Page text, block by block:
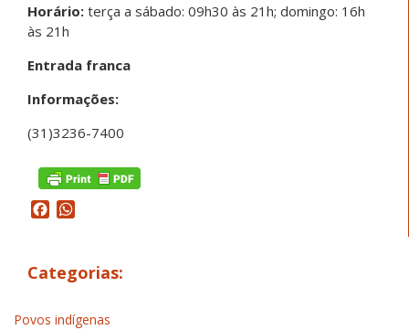
Horário: terça a sábado: 09h30 às 21h; domingo: 16h
às 21h
Entrada franca
Informações:
(31)3236-7400
Facebook
Categorias:
Povos indígenas